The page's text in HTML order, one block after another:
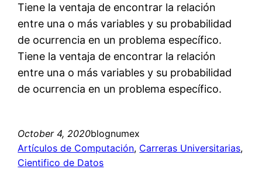
Tiene la ventaja de encontrar la relación
entre una o más variables y su probabilidad
de ocurrencia en un problema específico.
Tiene la ventaja de encontrar la relación
entre una o más variables y su probabilidad
de ocurrencia en un problema específico.
October 4, 2020blognumex
Artículos de Computación, Carreras Universitarias
Cientifico de Datos